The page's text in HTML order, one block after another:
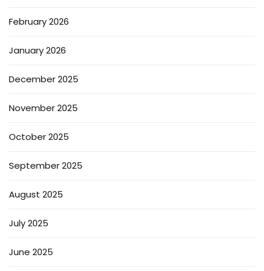
February 2026
January 2026
December 2025
November 2025
October 2025
September 2025
August 2025
July 2025
June 2025